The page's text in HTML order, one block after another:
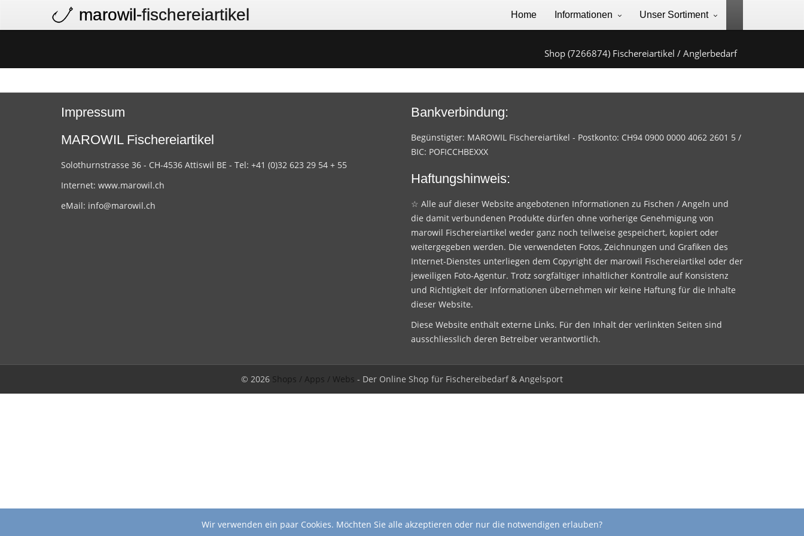
marowil-fischereiartikel Home Informationen Unser Sortiment
Shop (7266874) Fischereiartikel / Anglerbedarf
Impressum
MAROWIL Fischereiartikel
Solothurnstrasse 36 - CH-4536 Attiswil BE - Tel: +41 (0)32 623 29 54 + 55
Internet: www.marowil.ch
eMail: info@marowil.ch
Bankverbindung:
Begünstigter: MAROWIL Fischereiartikel - Postkonto: CH94 0900 0000 4062 2601 5 /
BIC: POFICCHBEXXX
Haftungshinweis:
☆ Alle auf dieser Website angebotenen Informationen zu Fischen / Angeln und
die damit verbundenen Produkte dürfen ohne vorherige Genehmigung von
marowil Fischereiartikel weder ganz noch teilweise gespeichert, kopiert oder
weitergegeben werden. Die verwendeten Fotos, Zeichnungen und Grafiken des
Internet-Dienstes unterliegen dem Copyright der marowil Fischereiartikel oder der
jeweiligen Foto-Agentur. Trotz sorgfältiger inhaltlicher Kontrolle auf Konsistenz
und Richtigkeit der Informationen übernehmen wir keine Haftung für die Inhalte
dieser Website.
Diese Website enthält externe Links. Für den Inhalt der verlinkten Seiten sind
ausschliesslich deren Betreiber verantwortlich.
© 2026 Shops / Apps / Webs - Der Online Shop für Fischereibedarf & Angelsport
Wir verwenden ein paar Cookies. Möchten Sie alle akzeptieren oder nur die notwendigen erlauben?